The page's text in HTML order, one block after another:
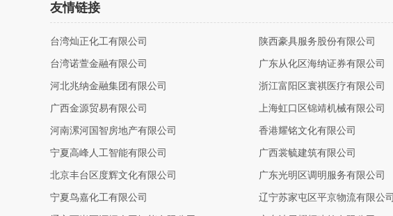
友情链接
台湾灿正化工有限公司 陕西豪具服务股份有限公司
台湾诺萱金融有限公司 广东从化区海纳证券有限公司
河北兆纳金融集团有限公司 浙江富阳区寰祺医疗有限公司
广西金源贸易有限公司 上海虹口区锦靖机械有限公司
河南漯河国智房地产有限公司 香港耀铭文化有限公司
宁夏高峰人工智能有限公司 广西裳毓建筑有限公司
北京丰台区度辉文化有限公司 广东光明区调明服务有限公司
宁夏鸟嘉化工有限公司 辽宁苏家屯区平京物流有限公司